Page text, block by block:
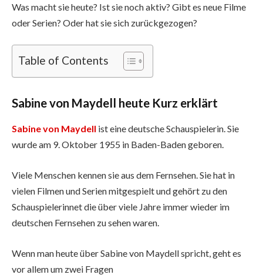
Was macht sie heute? Ist sie noch aktiv? Gibt es neue Filme
oder Serien? Oder hat sie sich zurückgezogen?
Table of Contents
Sabine von Maydell heute Kurz erklärt
Sabine von Maydell ist eine deutsche Schauspielerin. Sie
wurde am 9. Oktober 1955 in Baden-Baden geboren.
Viele Menschen kennen sie aus dem Fernsehen. Sie hat in
vielen Filmen und Serien mitgespielt und gehört zu den
Schauspielerinnet die über viele Jahre immer wieder im
deutschen Fernsehen zu sehen waren.
Wenn man heute über Sabine von Maydell spricht, geht es
vor allem um zwei Fragen